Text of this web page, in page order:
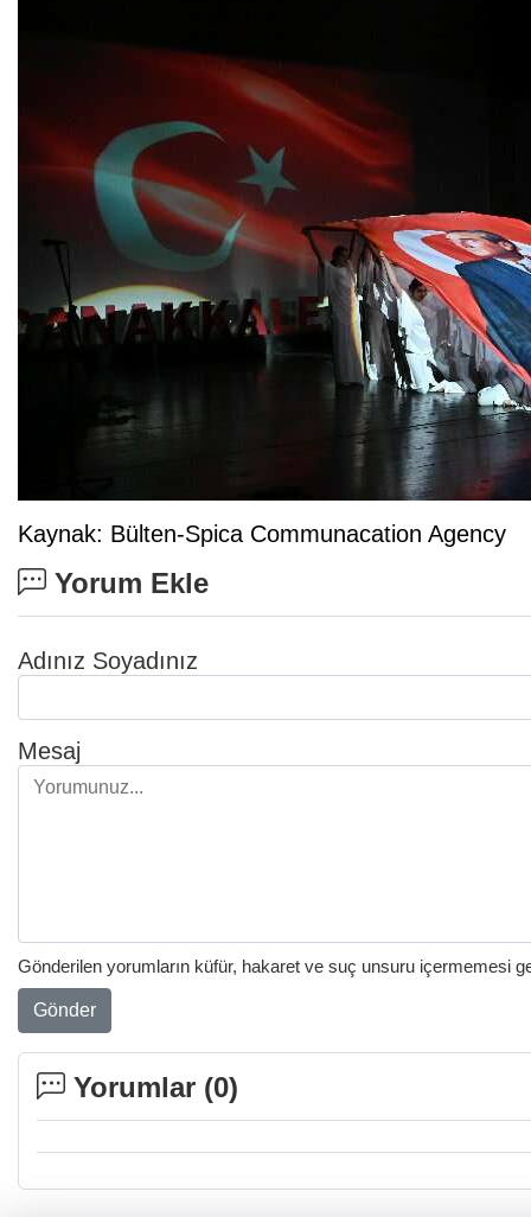
Kaynak: Bülten-Spica Communacation Agency
Yorum Ekle
Adınız Soyadınız
Mesaj
Gönderilen yorumların küfür, hakaret ve suç unsuru içermemesi
Gönder
Yorumlar (0)